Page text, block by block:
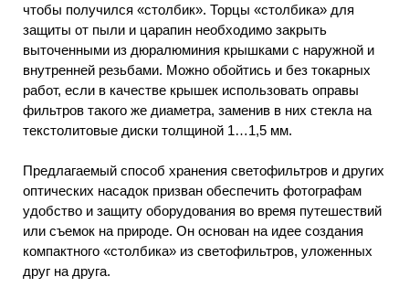
чтобы получился «столбик». Торцы «столбика» для
защиты от пыли и царапин необходимо закрыть
выточенными из дюралюминия крышками с наружной и
внутренней резьбами. Можно обойтись и без токарных
работ, если в качестве крышек использовать оправы
фильтров такого же диаметра, заменив в них стекла на
текстолитовые диски толщиной 1…1,5 мм.
Предлагаемый способ хранения светофильтров и других
оптических насадок призван обеспечить фотографам
удобство и защиту оборудования во время путешествий
или съемок на природе. Он основан на идее создания
компактного «столбика» из светофильтров, уложенных
друг на друга.